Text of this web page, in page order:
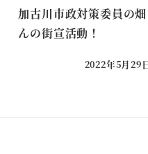
加古川市政対策委員の
んの街宣活動！
投稿日
2022年5月29